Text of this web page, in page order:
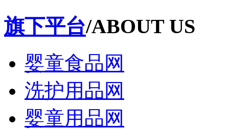
旗下平台/ABOUT US
婴童食品网
洗护用品网
婴童用品网